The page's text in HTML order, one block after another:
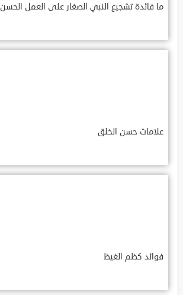
ما فائدة تشجيع النبي الصغار على العمل الحسن
علامات حسن الخلق
فوائد كظم الغيظ